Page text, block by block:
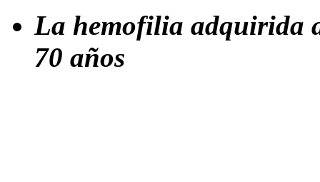
La hemofilia adquirida
70 años